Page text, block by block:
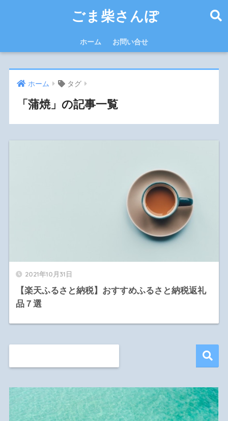
ごま柴さんぽ
ホーム お問い合せ
ホーム タグ
「蒲焼」の記事一覧
2021年10月31日
【楽天ふるさと納税】おすすめふるさと納税返礼
品７選